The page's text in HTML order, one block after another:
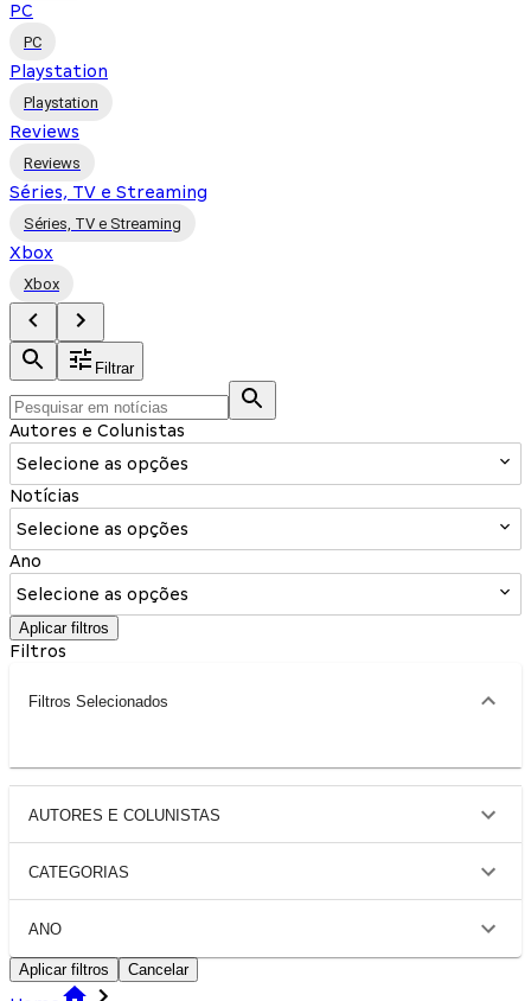
PC
PC
Playstation
Playstation
Reviews
Reviews
Séries, TV e Streaming
Séries, TV e Streaming
Xbox
Xbox
Filtrar
Autores e Colunistas
Selecione as opções
Notícias
Selecione as opções
Ano
Selecione as opções
Aplicar filtros
Filtros
Filtros Selecionados
AUTORES E COLUNISTAS
CATEGORIAS
ANO
Aplicar filtros Cancelar